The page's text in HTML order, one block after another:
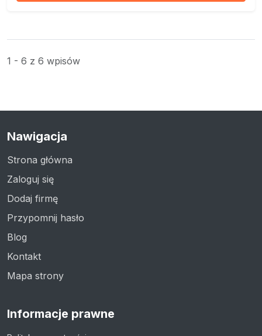
1 - 6 z 6 wpisów
Nawigacja
Strona główna
Zaloguj się
Dodaj firmę
Przypomnij hasło
Blog
Kontakt
Mapa strony
Informacje prawne